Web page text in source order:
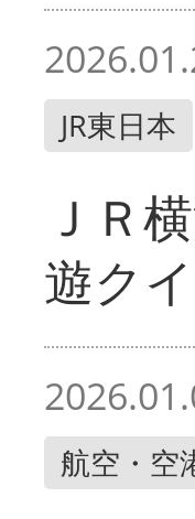
JR東日本
ＪＲ
遊ク
航空・空